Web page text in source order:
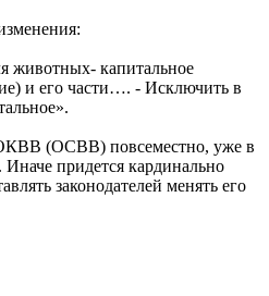
животных- капитальное
и его части…. - Исключить в
(ОСВВ) повсеместно, уже в
Иначе придется кардинально
законодателей менять его